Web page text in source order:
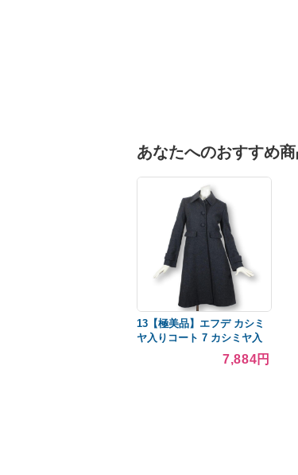
あなたへのおすすめ
13【極美品】エフデ カシミ
ヤ入りコート 7 カシミヤ入
り S ★未使用に近い★
7,884円